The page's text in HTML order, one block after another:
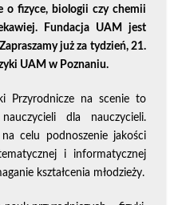
o fizyce, biologii czy chemii
Fundacja UAM jest
już za tydzień, 21.
UAM w Poznaniu.
Przyrodnicze na scenie to
dla nauczycieli.
celu podnoszenie jakości
i informatycznej
kształcenia młodzieży.